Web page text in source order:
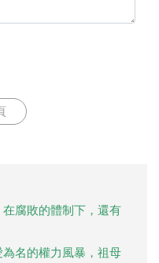
在腐敗的體制下，還有
為名的權力風暴，祖母